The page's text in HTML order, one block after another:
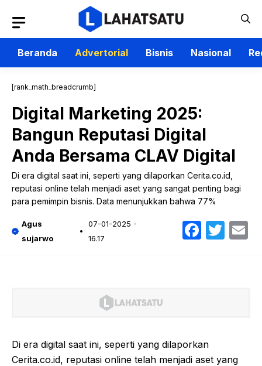
isi
Beranda
Advertorial Bisnis Nasional
[rank_math_breadcrumb]
Digital Marketing 2025:
Bangun Reputasi Digital
Anda Bersama CLAV Digital
Di era digital saat ini, seperti yang dilaporkan Cerita.co.id,
reputasi online telah menjadi aset yang sangat penting bagi
para pemimpin bisnis. Data menunjukkan bahwa 77%
Agus
sujarwo
07-01-2025 -
16.17
Di era digital saat ini, seperti yang dilaporkan
Cerita.co.id, reputasi online telah menjadi aset yang